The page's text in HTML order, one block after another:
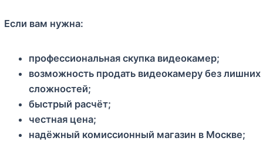
Если вам нужна:
профессиональная скупка видеокамер;
возможность продать видеокамеру без лишних
сложностей;
быстрый расчёт;
честная цена;
надёжный комиссионный магазин в Москве;